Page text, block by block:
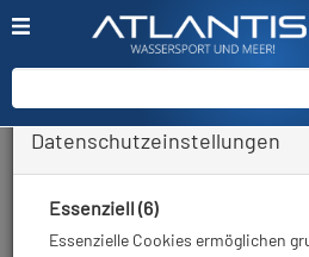
Zurück
Datenschutzeinstellungen
Essenziell (6)
Essenzielle Cookies ermöglichen